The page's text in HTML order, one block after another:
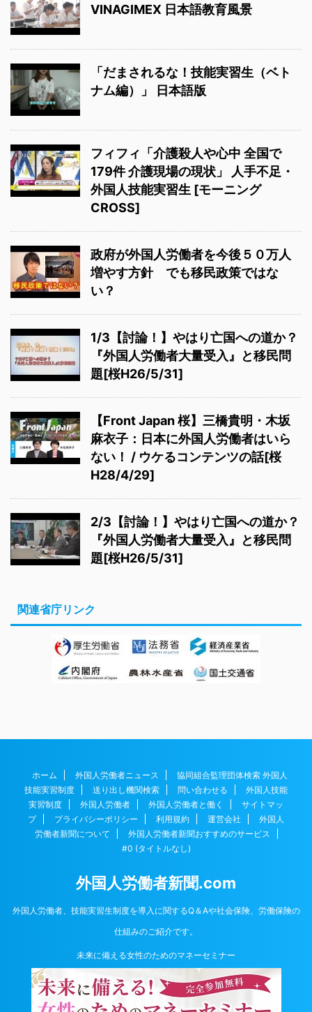
VINAGIMEX 日本語教育風景
「だまされるな！技能実習生（ベト
ナム編）」 日本語版
フィフィ「介護殺人や心中 全国で
179件 介護現場の現状」 人手不足・
外国人技能実習生 [モーニング
CROSS]
政府が外国人労働者を今後５０万人
増やす方針 でも移民政策ではな
い？
1/3【討論！】やはり亡国への道か？
『外国人労働者大量受入』と移民問
題[桜H26/5/31]
【Front Japan 桜】三橋貴明・木坂
麻衣子：日本に外国人労働者はいら
ない！ / ウケるコンテンツの話[桜
H28/4/29]
2/3【討論！】やはり亡国への道か？
『外国人労働者大量受入』と移民問
題[桜H26/5/31]
関連省庁リンク
ホーム 外国人労働者ニュース
協同組合監理団体検索 外国人
技能実習制度
送り出し機関検索 問い合わせる
外国人技能
実習制度
外国人労働者 外国人労働者と働く
サイトマッ
プ
プライバシーポリシー 利用規約 運営会社
外国人
労働者新聞について
外国人労働者新聞おすすめのサービス
#0 (タイトルなし)
外国人労働者新聞.com
外国人労働者、技能実習生制度を導入に関するQ＆Aや社会保険、労働保険の
仕組みのご紹介です。
未来に備える女性のためのマネーセミナー